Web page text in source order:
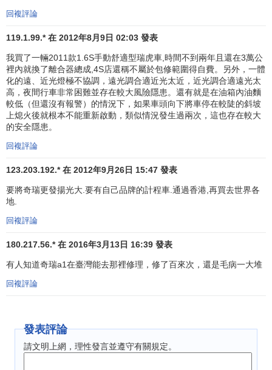
回複評論
119.1.99.* 在 2012年8月9日 02:03 發表
我買了一輛2011款1.6S手動舒適型瑞虎車,時間不到兩年且還在3萬公
裡內就換了離合器總成,4S店還稱不屬於包修範圍得自費。另外，一體
化的遠、近光燈極不協調，遠光調合適近光太近，近光調合適遠光太
高，夜間行車非常困難並存在較大風險隱患。還有就是在油箱內油麵
較低（但還沒有報警）的情況下，如果車頭向下將車停在較陡的斜坡
上熄火後就根本不能重新啟動，類似情況發生過兩次，這也存在較大
的安全隱患。
回複評論
123.203.192.* 在 2012年9月26日 15:47 發表
要將奇瑞更發揚光大.要有自己品牌的計程車.通過香港,再買去世界各
地.
回複評論
180.217.56.* 在 2016年3月13日 16:39 發表
有人知道奇瑞a1在臺灣能去那裡修理，修了百來次，還是毛病一大堆
回複評論
發表評論
請文明上網，理性發言並遵守有關規定。